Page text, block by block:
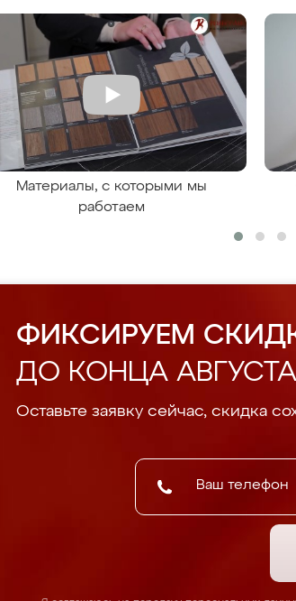
Материалы, с которыми мы
работаем
ФИКСИРУЕМ
ДО КОНЦА АВГУСТА
Оставьте заявку сейчас, скидка